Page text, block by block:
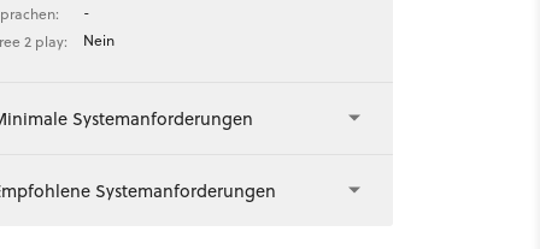
-
2 play:
Nein
Systemanforderungen
Systemanforderungen